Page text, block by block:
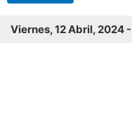
Viernes, 12 Abril, 2024